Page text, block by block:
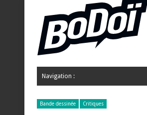
Navigation :
Bande dessinée Critiques